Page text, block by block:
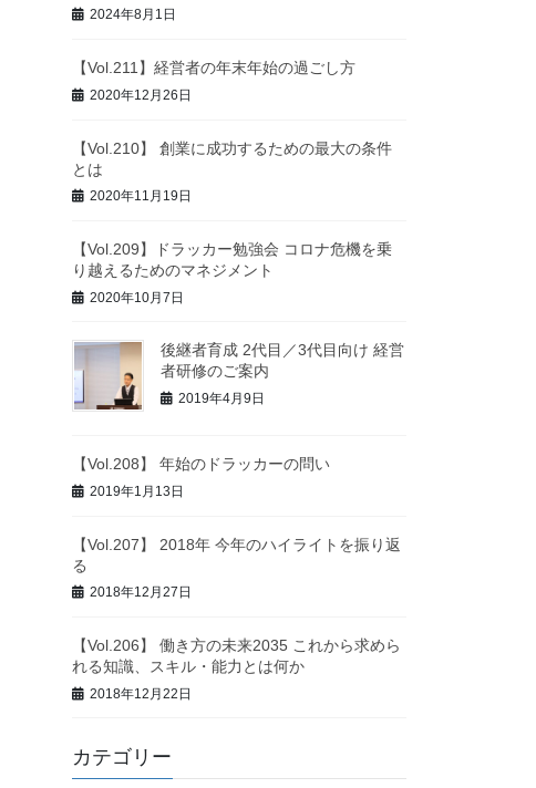
2024年8月1日
【Vol.211】経営者の年末年始の過ごし方
2020年12月26日
【Vol.210】 創業に成功するための最大の条件
とは
2020年11月19日
【Vol.209】ドラッカー勉強会 コロナ危機を乗
り越えるためのマネジメント
2020年10月7日
後継者育成 2代目／3代目向け 経営
者研修のご案内
2019年4月9日
【Vol.208】 年始のドラッカーの問い
2019年1月13日
【Vol.207】 2018年 今年のハイライトを振り返
る
2018年12月27日
【Vol.206】 働き方の未来2035 これから求めら
れる知識、スキル・能力とは何か
2018年12月22日
カテゴリー